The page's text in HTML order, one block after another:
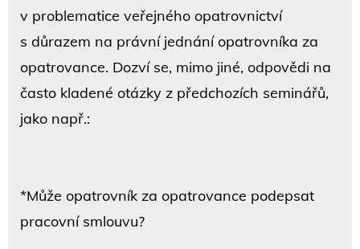
v problematice veřejného opatrovnictví
s důrazem na právní jednání opatrovníka za
opatrovance. Dozví se, mimo jiné, odpovědi na
často kladené otázky z předchozích seminářů,
jako např.:
*Může opatrovník za opatrovance podepsat
pracovní smlouvu?